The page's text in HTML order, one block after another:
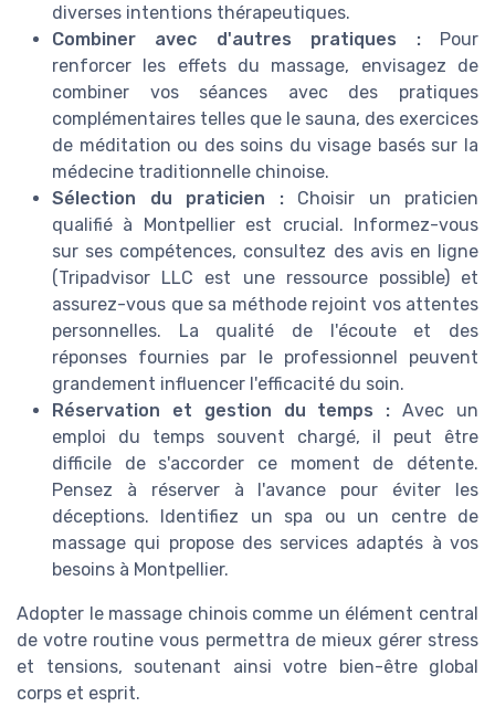
diverses intentions thérapeutiques.
Combiner avec d'autres pratiques :Pour
renforcer les effets du massage, envisagez de
combiner vos séances avec des pratiques
complémentaires telles que le sauna, des exercices
de méditation ou des soins du visage basés sur la
médecine traditionnelle chinoise.
Sélection du praticien :Choisir un praticien
qualifié à Montpellier est crucial. Informez-vous
sur ses compétences, consultez des avis en ligne
(Tripadvisor LLC est une ressource possible) et
assurez-vous que sa méthode rejoint vos attentes
personnelles. La qualité de l'écoute et des
réponses fournies par le professionnel peuvent
grandement influencer l'efficacité du soin.
Réservation et gestion du temps : Avec un
emploi du temps souvent chargé, il peut être
difficile de s'accorder ce moment de détente.
Pensez à réserver à l'avance pour éviter les
déceptions. Identifiez un spa ou un centre de
massage qui propose des services adaptés à vos
besoins à Montpellier.
Adopter le massage chinois comme un élément central
de votre routine vous permettra de mieux gérer stress
et tensions, soutenant ainsi votre bien-être global
corps et esprit.